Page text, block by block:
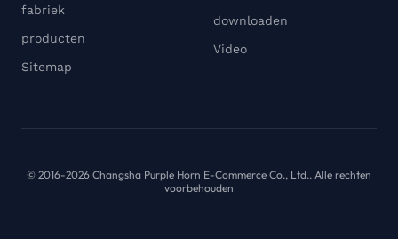
fabriek
producten
Sitemap
downloaden
Video
© 2016-2026 Changsha Purple Horn E-Commerce Co., Ltd.. Alle rechten
voorbehouden